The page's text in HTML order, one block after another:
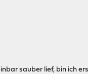
sauber lief, bin ich